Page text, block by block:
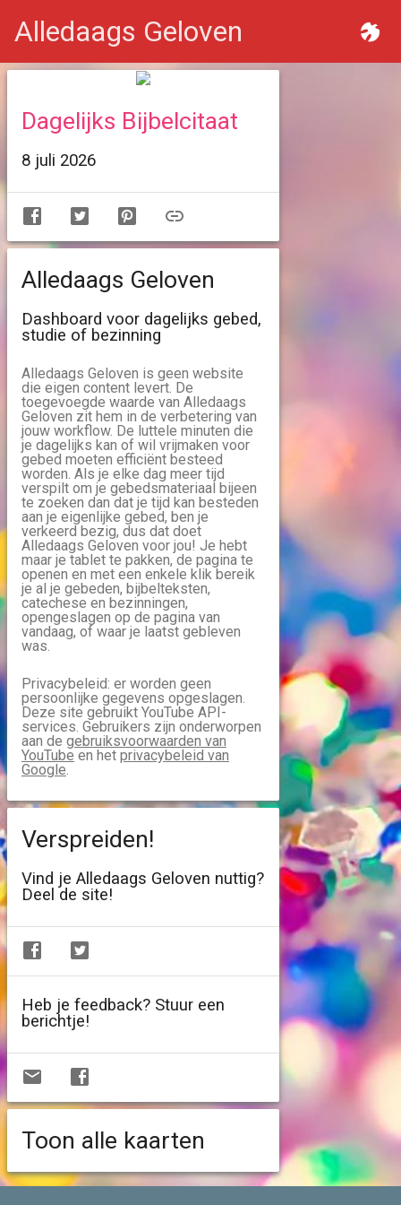
Alledaags Geloven
Dagelijks Bijbelcitaat
8 juli 2026
Alledaags Geloven
Dashboard voor dagelijks gebed,
studie of bezinning
Alledaags Geloven is geen website
die eigen content levert. De
toegevoegde waarde van Alledaags
Geloven zit hem in de verbetering van
jouw workflow. De luttele minuten die
je dagelijks kan of wil vrijmaken voor
gebed moeten efficiënt besteed
worden. Als je elke dag meer tijd
verspilt om je gebedsmateriaal bijeen
te zoeken dan dat je tijd kan besteden
aan je eigenlijke gebed, ben je
verkeerd bezig, dus dat doet
Alledaags Geloven voor jou! Je hebt
maar je tablet te pakken, de pagina te
openen en met een enkele klik bereik
je al je gebeden, bijbelteksten,
catechese en bezinningen,
opengeslagen op de pagina van
vandaag, of waar je laatst gebleven
was.
Privacybeleid: er worden geen
persoonlijke gegevens opgeslagen.
Deze site gebruikt YouTube API-
services. Gebruikers zijn onderworpen
aan de gebruiksvoorwaarden van
YouTube en het privacybeleid van
Google.
Verspreiden!
Vind je Alledaags Geloven nuttig?
Deel de site!
Heb je feedback? Stuur een
berichtje!
Toon alle kaarten